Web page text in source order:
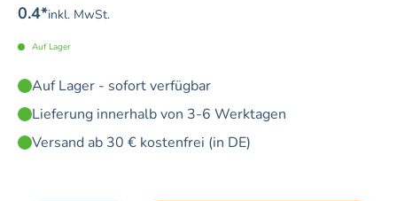
0.4*inkl. MwSt.
Auf Lager
Auf Lager - sofort verfügbar
Lieferung innerhalb von 3-6 Werktagen
Versand ab 30 € kostenfrei (in DE)